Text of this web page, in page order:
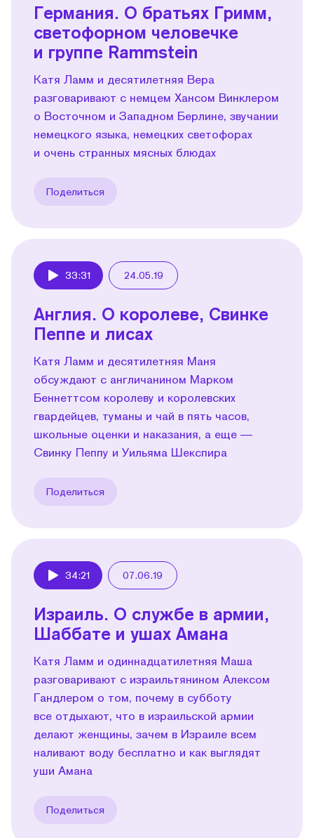
Германия. О братьях Гримм,
светофорном человечке
и группе Rammstein
Катя Ламм и десятилетняя Вера
разговаривают с немцем Хансом Винклером
о Восточном и Западном Берлине, звучании
немецкого языка, немецких светофорах
и очень странных мясных блюдах
Поделиться
33:31 24.05.19
Англия. О королеве, Cвинке
Пеппе и лисах
Катя Ламм и десятилетняя Маня
обсуждают с англичанином Марком
Беннеттсом королеву и королевских
гвардейцев, туманы и чай в пять часов,
школьные оценки и наказания, а еще —
Свинку Пеппу и Уильяма Шекспира
Поделиться
34:21 07.06.19
Израиль. О службе в армии,
Шаббате и ушах Амана
Катя Ламм и одиннадцатилетняя Маша
разговаривают с израильтянином Алексом
Гандлером о том, почему в субботу
все отдыхают, что в израильской армии
делают женщины, зачем в Израиле всем
наливают воду бесплатно и как выглядят
уши Амана
Поделиться